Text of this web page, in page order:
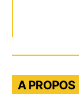
A PROPOS